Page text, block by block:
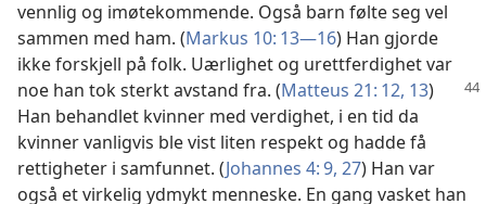
vennlig og imøtekommende. Også barn følte seg vel
sammen med ham. (Markus 10: 13—16) Han gjorde
ikke forskjell på folk. Uærlighet og urettferdighet var
noe han tok sterktavstand fra. (Matteus 21: 12, 13)
Han behandlet kvinner med verdighet, i en tid da
kvinner vanligvis ble vist liten respekt og hadde få
rettigheter i samfunnet. (Johannes 4: 9, 27) Han var
også et virkelig ydmykt menneske. En gang vasket han